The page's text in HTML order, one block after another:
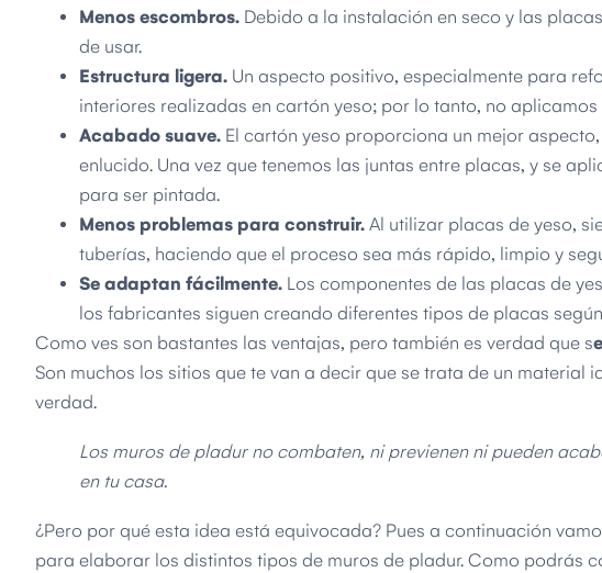
Menos escombros. Debido a la instalación en seco y las
de usar.
Estructura ligera. Un aspecto positivo, especialmente para
interiores realizadas en cartón yeso; por lo tanto, no
Acabado suave. El cartón yeso proporciona un mejor
enlucido. Una vez que tenemos las juntas entre placas, y se
para ser pintada.
Menos problemas para construir. Al utilizar placas de yeso,
tuberías, haciendo que el proceso sea más rápido, limpio y
Se adaptan fácilmente. Los componentes de las placas de
los fabricantes siguen creando diferentes tipos de placas
Como ves son bastantes las ventajas, pero también es verdad que s
Son muchos los sitios que te van a decir que se trata de un
verdad.
Los muros de pladur no combaten, ni previenen ni pueden
en tu casa.
¿Pero por qué esta idea está equivocada? Pues a continuación
para elaborar los distintos tipos de muros de pladur. Como podrás